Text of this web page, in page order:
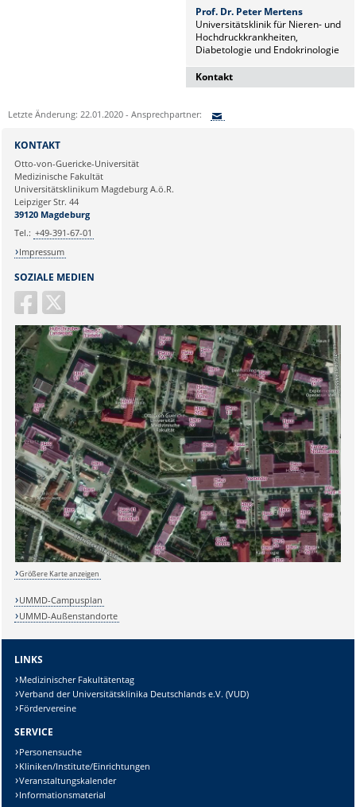
Prof. Dr. Peter Mertens
Universitätsklinik für Nieren- und
Hochdruckkrankheiten,
Diabetologie und Endokrinologie
Kontakt
Wissenschaftskoordinatorin
Letzte Änderung: 22.01.2020 - Ansprechpartner:
Ihre E-Mailadresse:
Ihr Anliegen:
Sicherheitsabfrage:
Lösung:
SOZIALE MEDIEN
KONTAKT
Otto-von-Guericke-Universität
Medizinische Fakultät
Universitätsklinikum Magdeburg A.ö.R.
Leipziger Str. 44
39120 Magdeburg
Tel.: +49-391-67-01
Impressum
Größere Karte anzeigen
UMMD-Campusplan
UMMD-Außenstandorte
LINKS
Medizinischer Fakultätentag
Verband der Universitätsklinika Deutschlands e.V. (VUD)
Fördervereine
SERVICE
Personensuche
Kliniken/Institute/Einrichtungen
Veranstaltungskalender
Informationsmaterial